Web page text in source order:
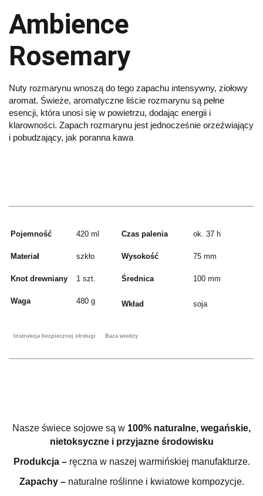
Ambience
Rosemary
Nuty rozmarynu wnoszą do tego zapachu intensywny, ziołowy
aromat. Świeże, aromatyczne liście rozmarynu są pełne
esencji, która unosi się w powietrzu, dodając energii i
klarowności. Zapach rozmarynu jest jednocześnie orzeźwiający
i pobudzający, jak poranna kawa
Pojemność 420 ml Czas palenia ok. 37 h
Materiał szkło Wysokość 75 mm
Knot drewniany 1 szt. Średnica 100 mm
Waga 480 g Wkład soja
Instrukcja bezpiecznej obsługi Baza wiedzy
Nasze świece sojowe są w 100% naturalne, wegańskie,
nietoksyczne i przyjazne środowisku
Produkcja – ręczna w naszej warmińskiej manufakturze.
Zapachy – naturalne roślinne i kwiatowe kompozycje.